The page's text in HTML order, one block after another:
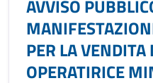
AVVISO
PER LA
OPERATIRICE